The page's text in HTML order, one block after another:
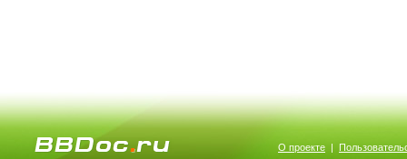
О проекте |